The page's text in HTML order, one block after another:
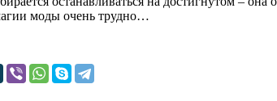
моды очень трудно…